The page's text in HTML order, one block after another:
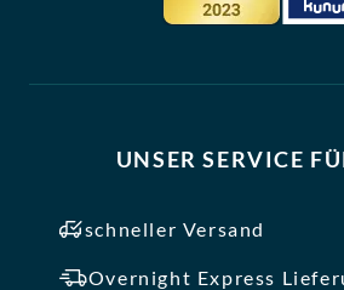
UNSER SERVICE
schneller Versand
Overnight Express